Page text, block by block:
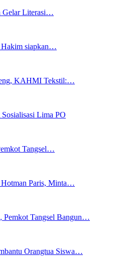
Gelar Literasi…
siapkan…
KAHMI Tekstil:…
Lima PO
Tangsel…
Hotman Paris, Minta…
Pemkot Tangsel Bangun…
Orangtua Siswa…